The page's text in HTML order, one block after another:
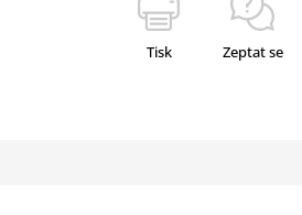
Tisk Zeptat se